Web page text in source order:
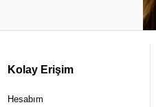
Kolay Erişim
Hesabım